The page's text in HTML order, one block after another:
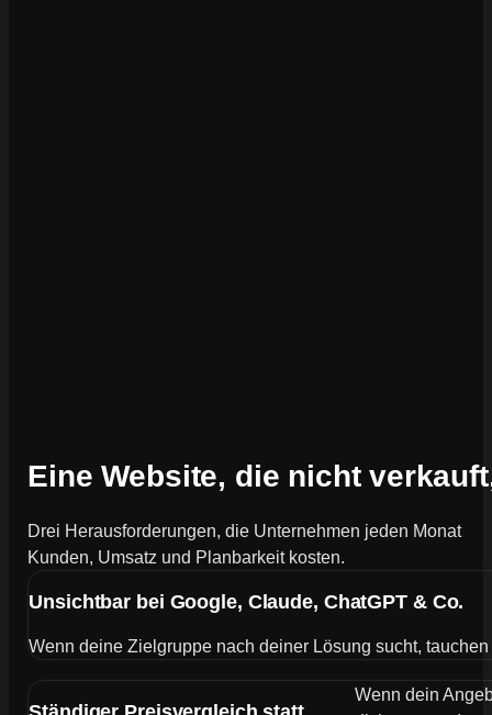
Eine Website, die nicht
Drei Herausforderungen, die Unternehmen jeden Monat
Kunden, Umsatz und Planbarkeit kosten.
Unsichtbar bei Google, Claude, ChatGPT & Co.
Wenn deine Zielgruppe nach deiner Lösung sucht,
Wenn dein